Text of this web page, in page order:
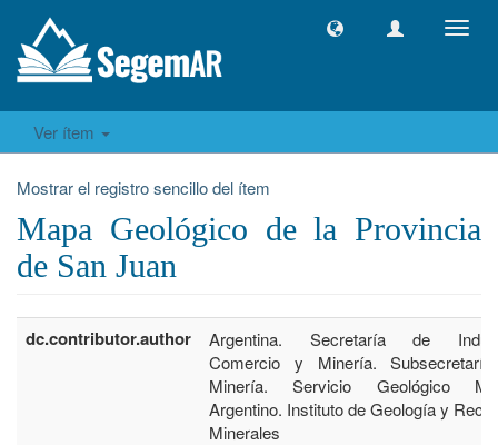
Ver ítem
Mostrar el registro sencillo del ítem
Mapa Geológico de la Provincia
de San Juan
dc.contributor.author
Argentina. Secretaría de
Comercio y Minería.
Minería. Servicio Geológico
Argentino. Instituto de Geología y
Minerales